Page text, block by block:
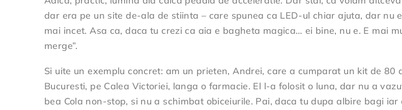
dar era pe un site de-ala de stiinta – care spunea ca LED-ul chiar ajuta, dar nu
mai incet. Asa ca, daca tu crezi ca aia e bagheta magica… ei bine, nu e. E mai
merge”.
Si uite un exemplu concret: am un prieten, Andrei, care a cumparat un kit de
Bucuresti, pe Calea Victoriei, langa o farmacie. El l-a folosit o luna, dar nu a
bea Cola non-stop, si nu a schimbat obiceiurile. Pai, daca tu dupa albire bagi